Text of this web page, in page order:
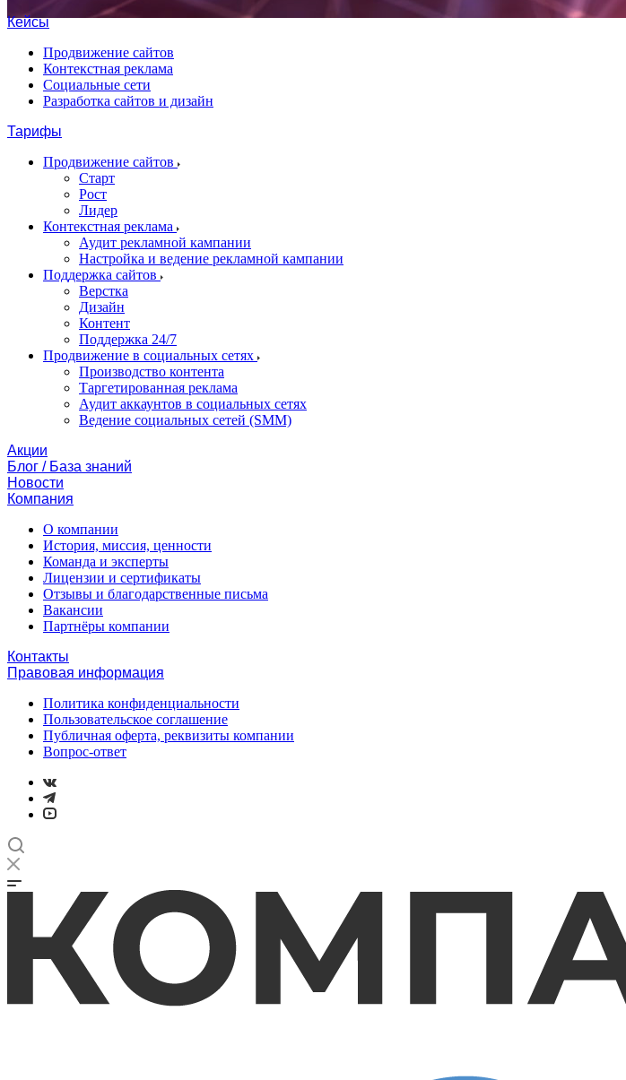
Кейсы
Продвижение сайтов
Контекстная реклама
Социальные сети
Разработка сайтов и дизайн
Тарифы
Продвижение сайтов
Старт
Рост
Лидер
Контекстная реклама
Аудит рекламной кампании
Настройка и ведение рекламной кампании
Поддержка сайтов
Верстка
Дизайн
Контент
Поддержка 24/7
Продвижение в социальных сетях
Производство контента
Таргетированная реклама
Аудит аккаунтов в социальных сетях
Ведение социальных сетей (SMM)
Акции
Блог / База знаний
Новости
Компания
О компании
История, миссия, ценности
Команда и эксперты
Лицензии и сертификаты
Отзывы и благодарственные письма
Вакансии
Партнёры компании
Контакты
Правовая информация
Политика конфиденциальности
Пользовательское соглашение
Публичная оферта, реквизиты компании
Вопрос-ответ